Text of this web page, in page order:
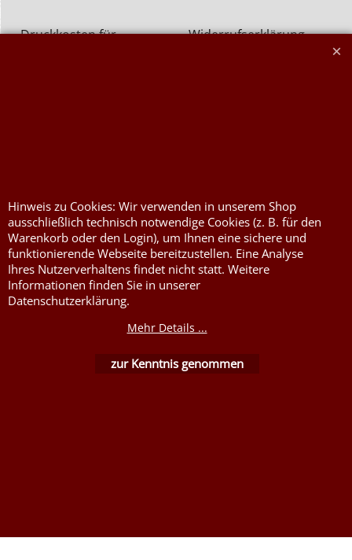
Widerrufserklärung
Druckkosten für
schwer entflammbare
Stoffe DIN4102B1
Nessel Baumwolle natur
Hinweis zu Cookies: Wir verwenden in unserem Shop
ausschließlich technisch notwendige Cookies (z. B. für den
Warenkorb oder den Login), um Ihnen eine sichere und
funktionierende Webseite bereitzustellen. Eine Analyse
Ihres Nutzerverhaltens findet nicht statt. Weitere
Informationen finden Sie in unserer
Datenschutzerklärung.
Mehr Details ...
zur Kenntnis genommen